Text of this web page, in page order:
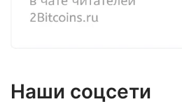
Наши соцсети